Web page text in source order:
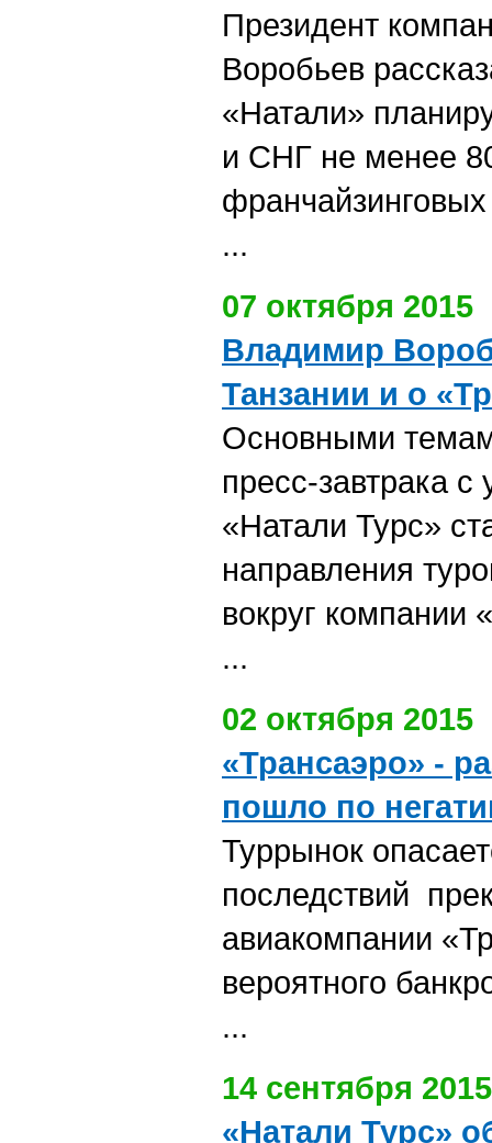
Президент
Воробьев
«Натали»
и СНГ не менее
...
07 октября 2015
Владимир
Танзании и о
Основными
пресс-завтрака с
«Натали Турс»
направления
вокруг компании
...
02 октября 2015
«Трансаэро» -
пошло по
Туррынок
последствий
авиакомпании
вероятного
...
14 сентября 2015
«Натали Турс»